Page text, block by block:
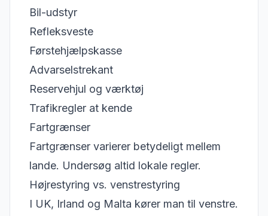
Bil-udstyr
Refleksveste
Førstehjælpskasse
Advarselstrekant
Reservehjul og værktøj
Trafikregler at kende
Fartgrænser
Fartgrænser varierer betydeligt mellem
lande. Undersøg altid lokale regler.
Højrestyring vs. venstrestyring
I UK, Irland og Malta kører man til venstre.